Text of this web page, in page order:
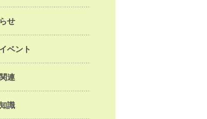
せ
ベント
連
識